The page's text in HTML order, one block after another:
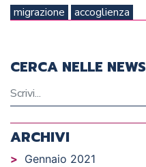
migrazione
accoglienza
CERCA NELLE NEWS
ARCHIVI
Gennaio 2021